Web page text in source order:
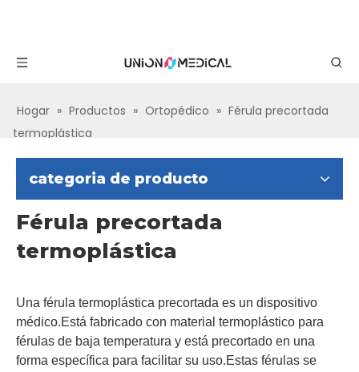
Hogar » Productos » Ortopédico » Férula precortada
termoplástica
categoria de producto
Férula precortada
termoplástica
Una férula termoplástica precortada es un dispositivo
médico.Está fabricado con material termoplástico para
férulas de baja temperatura y está precortado en una
forma específica para facilitar su uso.Estas férulas se